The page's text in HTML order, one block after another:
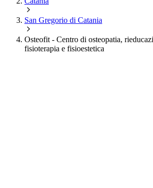
San Gregorio di Catania
Osteofit - Centro di osteopatia,
fisioterapia e fisioestetica